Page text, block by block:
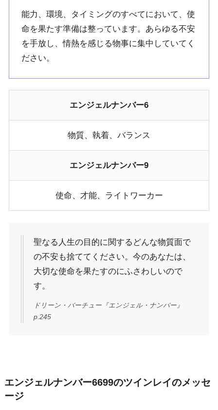
能力、環境、タイミングのすべてにおいて、使
命を果たす準備は整っています。あらゆる不安
を手放し、情熱を感じる物事に集中していてく
ださい。
エンジェルナンバー6
物質、執着、バランス
エンジェルナンバー9
使命、才能、ライトワーカー
聖なる人生の目的に関するどんな物質面で
の不安も捨ててください。今のあなたは、
大切な使命を果たすのにふさわしいので
す。
ドリーン・バーチュー『エンジェル・ナンバー』
p.245
エンジェルナンバー6699のツインレイのメッセ
ージ